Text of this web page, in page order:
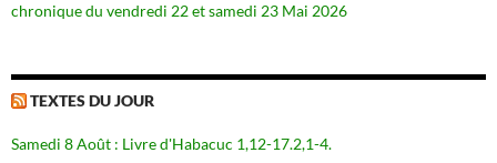
chronique du vendredi 22 et samedi 23 Mai 2026
TEXTES DU JOUR
Samedi 8 Août : Livre d'Habacuc 1,12-17.2,1-4.